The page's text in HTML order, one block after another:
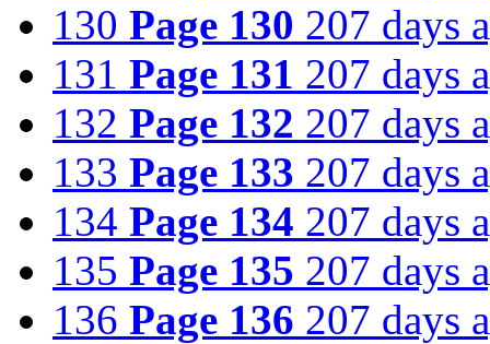
130 Page 130 207 days
131 Page 131 207 days
132 Page 132 207 days
133 Page 133 207 days
134 Page 134 207 days
135 Page 135 207 days
136 Page 136 207 days